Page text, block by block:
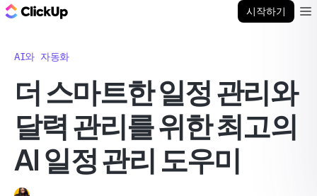
시작하기
AI와 자동화
더 스마트한 일정 관리와
달력 관리를 위한 최고의
AI 일정 관리 도우미